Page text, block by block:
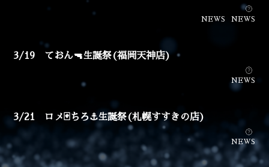
NEWS NEWS
3/19 ておん🔫生誕祭(福岡天神店)
NEWS
3/21 ロメ🃏ちろ⚓生誕祭(札幌すすきの店)
NEWS